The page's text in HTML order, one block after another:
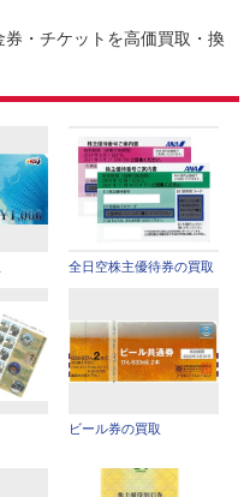
券・チケットを高価買取・換
全日空株主優待券の買取
ビール券の買取